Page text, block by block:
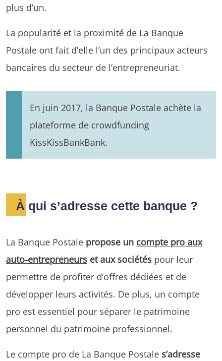
plus d’un.
La popularité et la proximité de La Banque
Postale ont fait d’elle l’un des principaux acteurs
bancaires du secteur de l’entrepreneuriat.
En juin 2017, la Banque Postale achète la
plateforme de crowdfunding
KissKissBankBank.
À qui s’adresse cette banque ?
La Banque Postale propose un compte pro aux
auto-entrepreneurs et aux sociétés pour leur
permettre de profiter d’offres dédiées et de
développer leurs activités. De plus, un compte
pro est essentiel pour séparer le patrimoine
personnel du patrimoine professionnel.
Le compte pro de La Banque Postale s’adresse